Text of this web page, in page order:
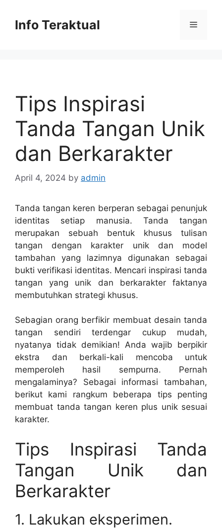
contentInfo Teraktual Menu
Tips Inspirasi
Tanda Tangan Unik
dan Berkarakter
April 4, 2024 by admin
Tanda tangan keren berperan sebagai penunjuk
identitas setiap manusia. Tanda tangan
merupakan sebuah bentuk khusus tulisan
tangan dengan karakter unik dan model
tambahan yang lazimnya digunakan sebagai
bukti verifikasi identitas. Mencari inspirasi tanda
tangan yang unik dan berkarakter faktanya
membutuhkan strategi khusus.
Sebagian orang berfikir membuat desain tanda
tangan sendiri terdengar cukup mudah,
nyatanya tidak demikian! Anda wajib berpikir
ekstra dan berkali-kali mencoba untuk
memperoleh hasil sempurna. Pernah
mengalaminya? Sebagai informasi tambahan,
berikut kami rangkum beberapa tips penting
membuat tanda tangan keren plus unik sesuai
karakter.
Tips Inspirasi Tanda
Tangan Unik dan
Berkarakter
1. Lakukan eksperimen.